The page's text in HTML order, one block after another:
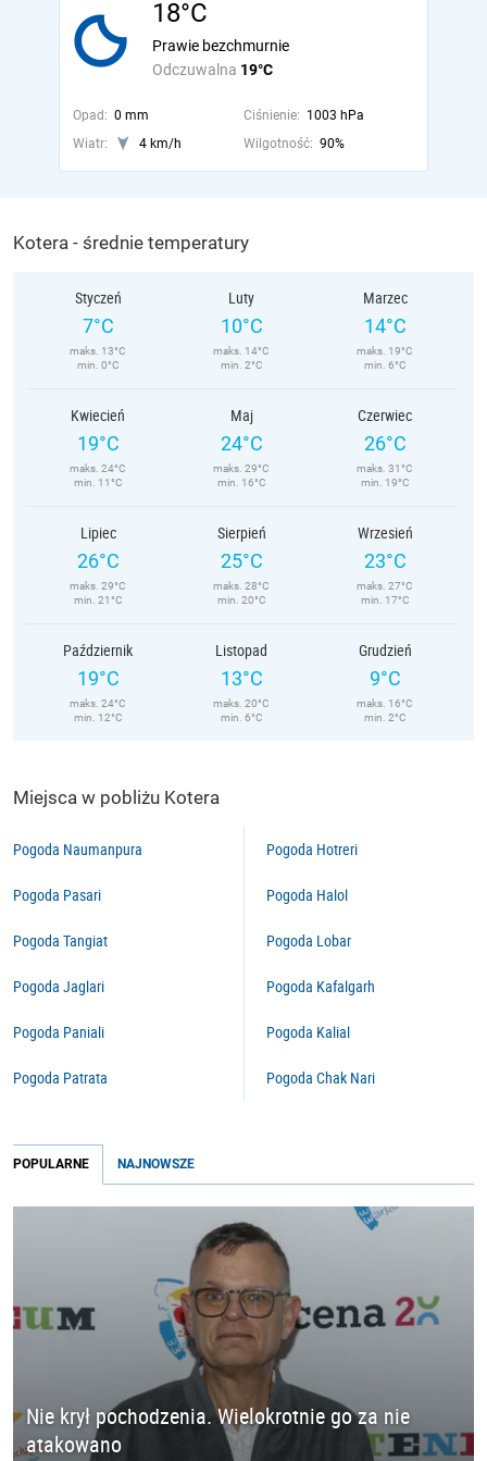
18°C
Odczuwalna 19°C
Prawie bezchmurnie
Opad: 0 mm Ciśnienie: 1003 hPa
Wiatr:
4 km/h Wilgotność: 90%
Kotera - średnie temperatury
Styczeń
7°C
maks. 13°C
min. 0°C
Luty
10°C
maks. 14°C
min. 2°C
Marzec
14°C
maks. 19°C
min. 6°C
Kwiecień
19°C
maks. 24°C
min. 11°C
Maj
24°C
maks. 29°C
min. 16°C
Czerwiec
26°C
maks. 31°C
min. 19°C
Lipiec
26°C
maks. 29°C
min. 21°C
Sierpień
25°C
maks. 28°C
min. 20°C
Wrzesień
23°C
maks. 27°C
min. 17°C
Październik
19°C
maks. 24°C
min. 12°C
Listopad
13°C
maks. 20°C
min. 6°C
Grudzień
9°C
maks. 16°C
min. 2°C
Miejsca w pobliżu Kotera
Pogoda Naumanpura
Pogoda Pasari
Pogoda Tangiat
Pogoda Jaglari
Pogoda Paniali
Pogoda Patrata
Pogoda Hotreri
Pogoda Halol
Pogoda Lobar
Pogoda Kafalgarh
Pogoda Kalial
Pogoda Chak Nari
POPULARNE NAJNOWSZE
Nie krył pochodzenia. Wielokrotnie go za nie
atakowano